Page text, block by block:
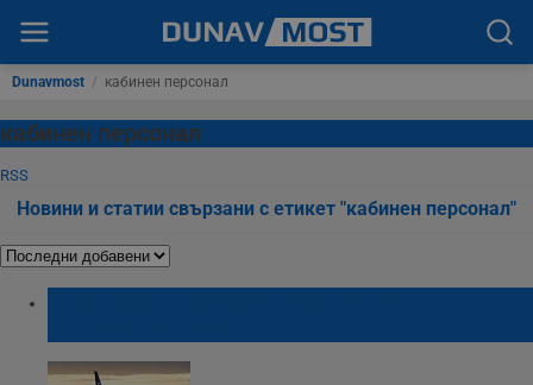
Dunavmost / кабинен персонал
кабинен персонал
RSS
Новини и статии свързани с етикет "кабинен персонал"